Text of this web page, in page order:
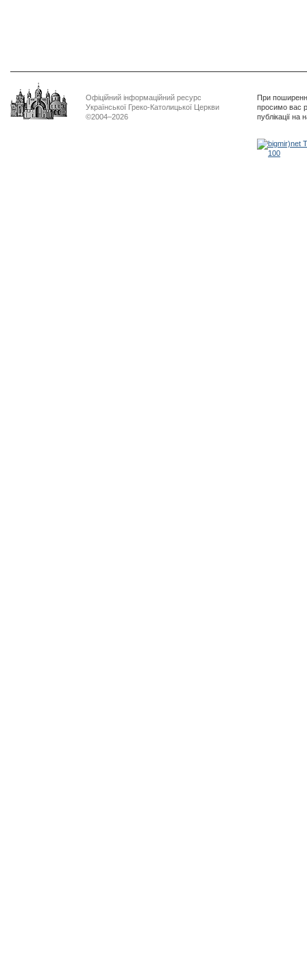
Офіційний інформаційний ресурс
Української Греко-Католицької Церкви
©2004–2026
При
просимо вас
публікації на